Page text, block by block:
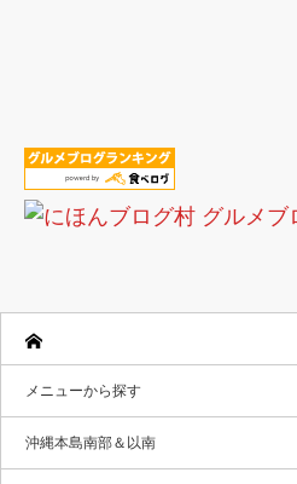
メニューから探す
沖縄本島南部＆以南